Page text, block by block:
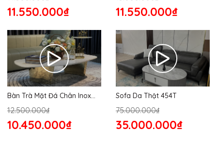
11.550.000₫ 11.550.000₫
Bàn Trà Mặt Đá Chân Inox
12.500.000₫
10.450.000₫
Sofa Da Thật 454T
75.000.000₫
35.000.000₫